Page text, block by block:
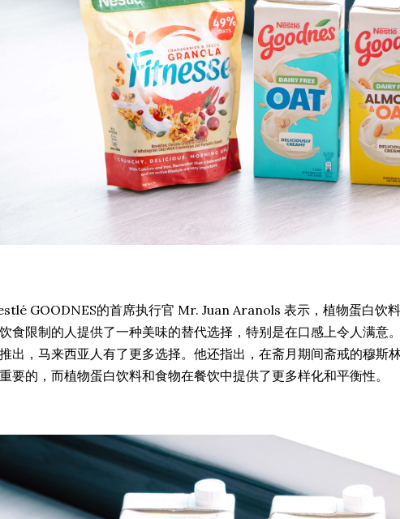
GOODNES的首席执行官 Mr. Juan Aranols 表示，植物蛋白饮
食限制的人提供了一种美味的替代选择，特别是在口感上令人满意
出，马来西亚人有了更多选择。他还指出，在斋月期间斋戒的穆斯
要的，而植物蛋白饮料和食物在餐饮中提供了更多样化和平衡性。